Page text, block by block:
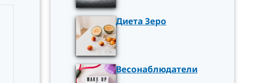
Диета Зеро
Весонаблюдатели